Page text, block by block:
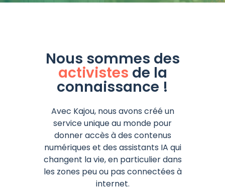
Nous sommes des
activistes de la
connaissance !
Avec Kajou, nous avons créé un
service unique au monde pour
donner accès à des contenus
numériques et des assistants IA qui
changent la vie, en particulier dans
les zones peu ou pas connectées à
internet.